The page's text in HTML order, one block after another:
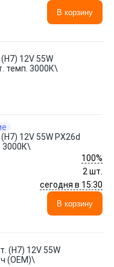
В корзину
12V 55W
темп. 3000К\
12V 55W PX26d
3000К\
100%
2 шт.
сегодня в 15:30
В корзину
(H7) 12V 55W
ч (ОЕМ)\